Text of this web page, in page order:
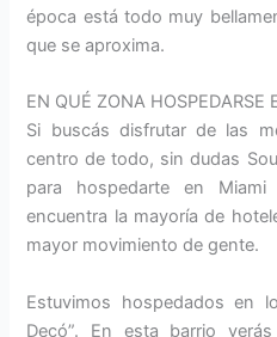
época está todo muy
que se aproxima.
EN QUÉ ZONA HOSPEDARSE
Si buscás disfrutar de las
centro de todo, sin dudas
para hospedarte en
encuentra la mayoría de
mayor movimiento de gente.
Estuvimos hospedados en
Decó”. En esta barrio